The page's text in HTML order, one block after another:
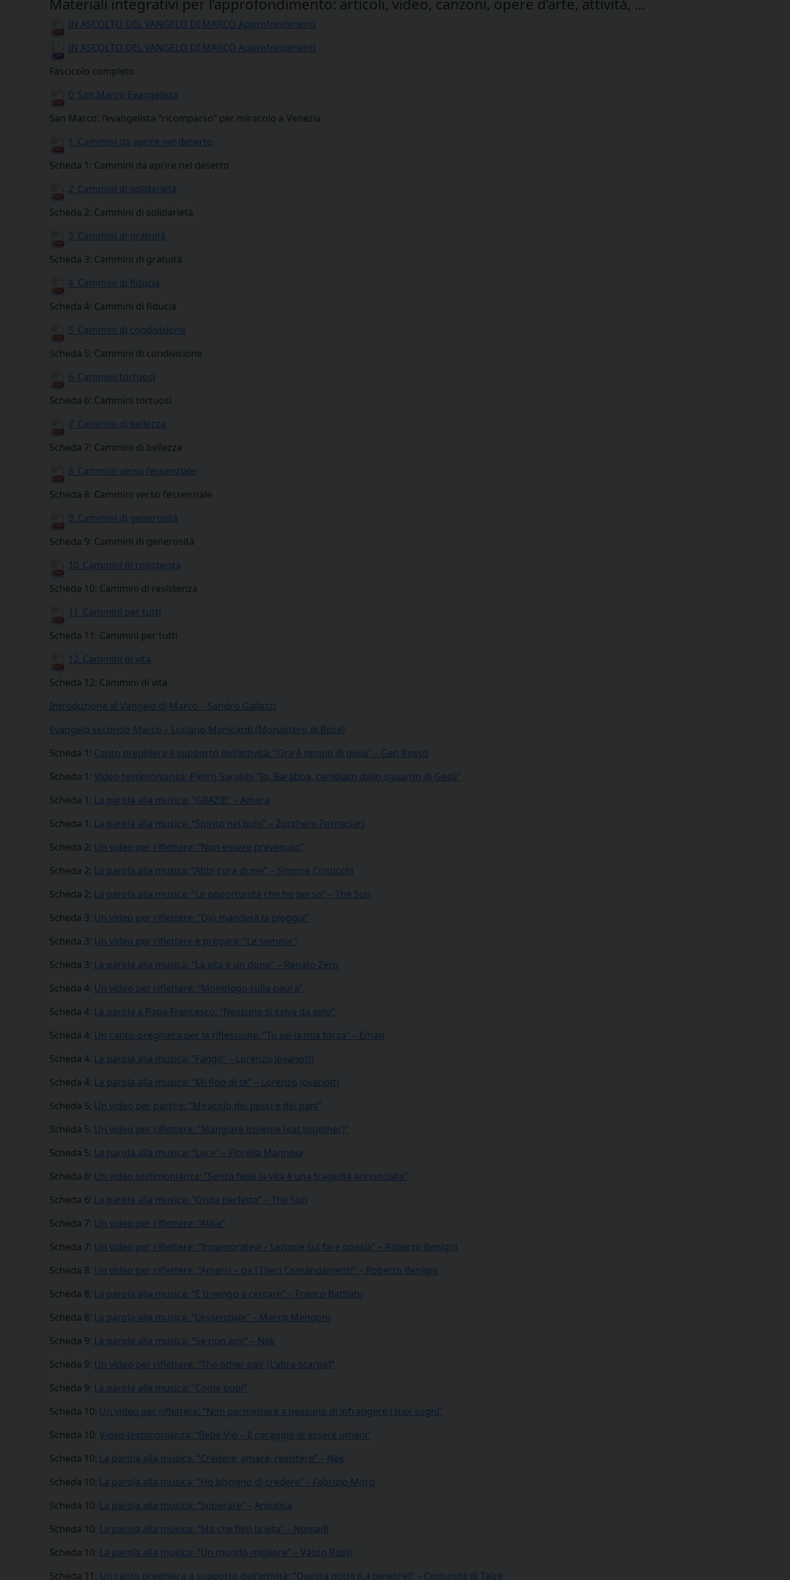
IN ASCOLTO DEL VANGELO DI MARCO Approfondimenti
IN ASCOLTO DEL VANGELO DI MARCO Approfondimenti
Fascicolo completo
0_San Marco Evangelista
San Marco: l’evangelista “ricomparso” per miracolo a Venezia
1_Cammini da aprire nel deserto
Scheda 1: Cammini da aprire nel deserto
2_Cammini di solidarietà
Scheda 2: Cammini di solidarietà
3_Cammini di gratuità
Scheda 3: Cammini di gratuità
4_Cammini di fiducia
Scheda 4: Cammini di fiducia
5_Cammini di condivisione
Scheda 5: Cammini di condivisione
6_Cammini tortuosi
Scheda 6: Cammini tortuosi
7_Cammini di bellezza
Scheda 7: Cammini di bellezza
8_Cammini verso l’essenziale
Scheda 8: Cammini verso l’essenziale
9_Cammini di generosità
Scheda 9: Cammini di generosità
10_Cammini di resistenza
Scheda 10: Cammini di resistenza
11_Cammini per tutti
Scheda 11: Cammini per tutti
12_Cammini di vita
Scheda 12: Cammini di vita
Introduzione al Vangelo di Marco – Sandro Gallazzi
Evangelo secondo Marco – Luciano Manicardi (Monastero di Bose)
Scheda 1: Canto preghiera a supporto dell’attività: “Ora è tempo di gioia” – Gen Rosso
Scheda 1: Video testimonianza: Pietro Sarubbi “Io, Barabba, cambiato dallo sguardo di Gesù”
Scheda 1: La parola alla musica: “GRAZIE” – Amara
Scheda 1: La parola alla musica: “Spirito nel buio” – Zucchero Fornaciari
Scheda 2: Un video per riflettere: “Non essere prevenuto”
Scheda 2: La parola alla musica: “Abbi cura di me” – Simone Cristicchi
Scheda 2: La parola alla musica: “Le opportunità che ho perso” – The Sun
Scheda 3: Un video per riflettere: “Dio manderà la pioggia”
Scheda 3: Un video per riflettere e pregare: “Le semeur”
Scheda 3: La parola alla musica: “La vita è un dono” – Renato Zero
Scheda 4: Un video per riflettere: “Monologo sulla paura”
Scheda 4: La parola a Papa Francesco: “Nessuno si salva da solo”
Scheda 4: Un canto-preghiera per la riflessione: “Tu sei la mia forza” – Eman
Scheda 4: La parola alla musica: “Fango” – Lorenzo Jovanotti
Scheda 4: La parola alla musica: “Mi fido di te” – Lorenzo Jovanotti
Scheda 5: Un video per partire: “Miracolo dei pesci e dei pani”
Scheda 5: Un video per riflettere: “Mangiare insieme (eat together)”
Scheda 5: La parola alla musica: “Luce” – Fiorella Mannoia
Scheda 6: Un video testimonianza: “Senza fede la vita è una tragedia annunciata”
Scheda 6: La parola alla musica: “Onda perfetta” – The Sun
Scheda 7: Un video per riflettere: “Alike”
Scheda 7: Un video per riflettere: “Innamoratevi – Lezione sul fare poesia” – Roberto Benigni
Scheda 8: Un video per riflettere: “Amarsi – da I Dieci Comandamenti” – Roberto Benigni
Scheda 8: La parola alla musica: “E ti vengo a cercare” – Franco Battiato
Scheda 8: La parola alla musica: “L’essenziale” – Marco Mengoni
Scheda 9: La parola alla musica: “Se non ami” – Nek
Scheda 9: Un video per riflettere: “The other pair (L’altra scarpa)”
Scheda 9: La parola alla musica: “Come puoi”
Scheda 10: Un video per riflettere: “Non permettere a nessuno di infrangere i tuoi sogni”
Scheda 10: Video testimonianza: “Bebe Vio – Il coraggio di essere umani”
Scheda 10: La parola alla musica: “Credere, amare, resistere” – Nek
Scheda 10: La parola alla musica: “Ho bisogno di credere” – Fabrizio Moro
Scheda 10: La parola alla musica: “Superare” – Annalisa
Scheda 10: La parola alla musica: “Ma che film la vita” – Nomadi
Scheda 10: La parola alla musica: “Un mondo migliore” – Vasco Rossi
Scheda 11: Un canto preghiera a supporto dell’attività: “Questa notte (La tenebre)” – Comunità di Taizé